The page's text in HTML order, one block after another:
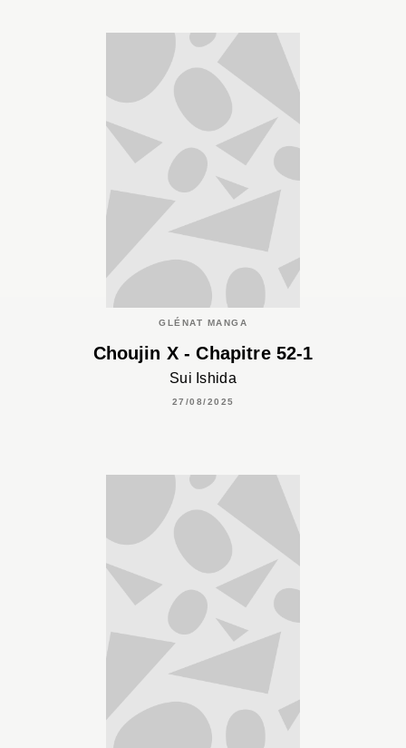
GLÉNAT MANGA
Choujin X - Chapitre 52-1
Sui Ishida
27/08/2025